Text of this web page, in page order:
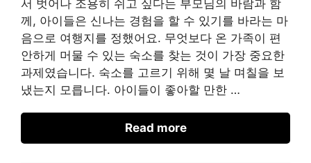
서 벗어나 조용히 쉬고 싶다는 부모님의 바람과 함
께, 아이들은 신나는 경험을 할 수 있기를 바라는 마
음으로 여행지를 정했어요. 무엇보다 온 가족이 편
안하게 머물 수 있는 숙소를 찾는 것이 가장 중요한
과제였습니다. 숙소를 고르기 위해 몇 날 며칠을 보
냈는지 모릅니다. 아이들이 좋아할 만한 …
Read more